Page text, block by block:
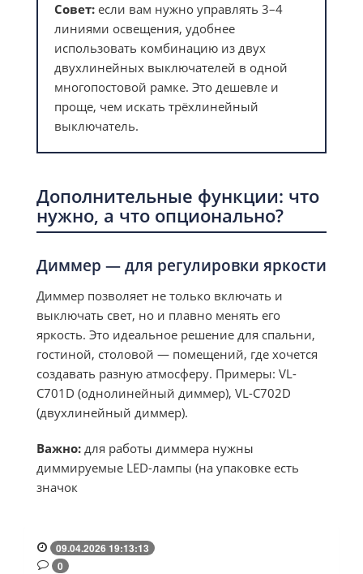
Совет: если вам нужно управлять 3–4
линиями освещения, удобнее
использовать комбинацию из двух
двухлинейных выключателей в одной
многопостовой рамке. Это дешевле и
проще, чем искать трёхлинейный
выключатель.
Дополнительные функции: что
нужно, а что опционально?
Диммер — для регулировки яркости
Диммер позволяет не только включать и
выключать свет, но и плавно менять его
яркость. Это идеальное решение для спальни,
гостиной, столовой — помещений, где хочется
создавать разную атмосферу. Примеры: VL-
C701D (однолинейный диммер), VL-C702D
(двухлинейный диммер).
Важно: для работы диммера нужны
диммируемые LED-лампы (на упаковке есть
значок
09.04.2026 19:13:13
0